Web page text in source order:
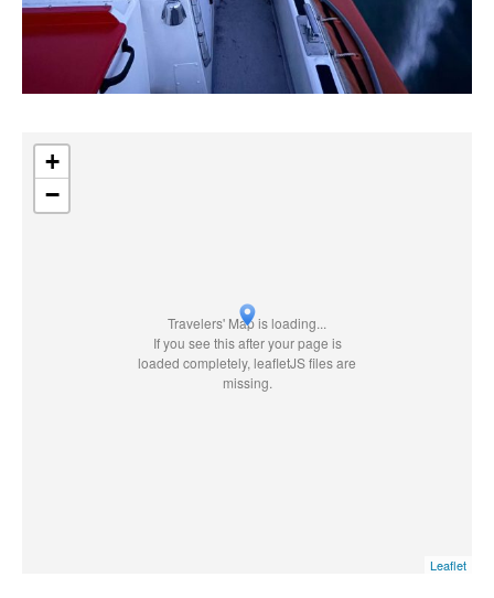
Travelers' Map is loading...
If you see this after your page is
loaded completely, leafletJS files are
missing.
+
−
Leaflet